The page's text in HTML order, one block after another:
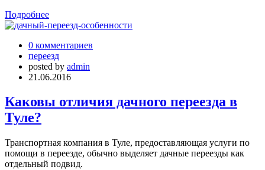
Подробнее
0 комментариев
переезд
posted by admin
21.06.2016
Каковы отличия дачного переезда в
Туле?
Транспортная компания в Туле, предоставляющая услуги по
помощи в переезде, обычно выделяет дачные переезды как
отдельный подвид.